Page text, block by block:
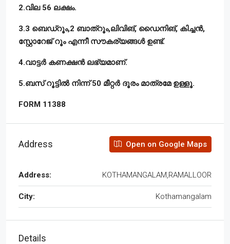
2.വില 56 ലക്ഷം.
3.3 ബെഡ്റൂം,2 ബാത്റൂം,ലിവിങ്, ഡൈനിങ്, കിച്ചൻ,
സ്റ്റോറേജ് റൂം എന്നീ സൗകര്യങ്ങൾ ഉണ്ട്.
4.വാട്ടർ കണക്ഷൻ ലഭ്യമാണ്.
5.ബസ് റൂട്ടിൽ നിന്ന് 50 മീറ്റർ ദൂരം മാത്രമേ ഉള്ളൂ.
FORM 11388
Address Open on Google Maps
Address: KOTHAMANGALAM,RAMALLOOR
City: Kothamangalam
Details